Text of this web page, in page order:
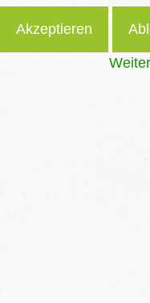
Akzeptieren